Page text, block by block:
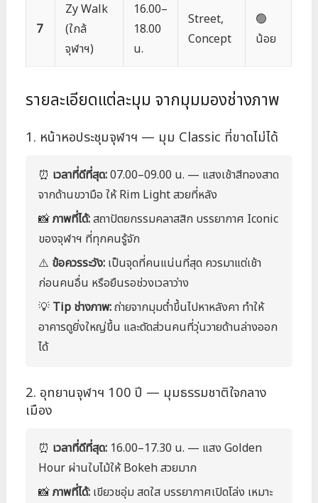
7
Zy Walk
(ใกล้
จุฬาฯ)
16.00–
18.00
น.
Street,
Concept
🟢
น้อย
รายละเอียดแต่ละมุม จากมุมมองช่างภาพ
1. หน้าหอประชุมจุฬาฯ — มุม Classic ที่ขาดไม่ได้
⏰ เวลาที่ดีที่สุด:07.00–09.00 น. — แสงเช้าสีทองสาด
จากด้านขวามือ ให้ Rim Light สวยที่หลัง
📸ภาพที่ได้:สถาปัตยกรรมคลาสสิก บรรยากาศ Iconic
ของจุฬาฯ ที่ทุกคนรู้จัก
⚠️ ข้อควรระวัง: เป็นจุดที่คนแน่นที่สุด ควรมาแต่เช้า
ก่อนคนอื่น หรือยืนรอช่วงเวลาว่าง
💡 Tip ช่างภาพ:ถ่ายจากมุมต่ำขึ้นไปหาหลังคา ทำให้
อาคารดูยิ่งใหญ่ขึ้น และตัดส่วนคนที่วุ่นวายด้านล่างออก
ได้
2. อุทยานจุฬาฯ 100 ปี — มุมธรรมชาติใจกลาง
เมือง
⏰ เวลาที่ดีที่สุด: 16.00–17.30 น. — แสง Golden
Hour ผ่านใบไม้ให้ Bokeh สวยมาก
📸ภาพที่ได้: เขียวชอุ่ม สดใส บรรยากาศเปิดโล่ง เหมาะ